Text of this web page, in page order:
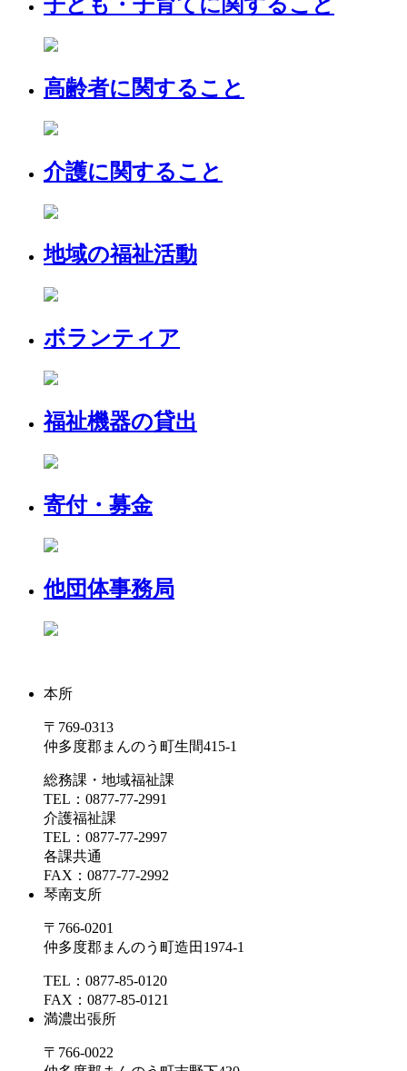
高齢者に関すること
介護に関すること
地域の福祉活動
ボランティア
福祉機器の貸出
寄付・募金
他団体事務局
本所
〒769-0313
仲多度郡まんのう町生間415-1
総務課・地域福祉課
TEL：0877-77-2991
介護福祉課
TEL：0877-77-2997
各課共通
FAX：0877-77-2992
琴南支所
〒766-0201
仲多度郡まんのう町造田1974-1
TEL：0877-85-0120
FAX：0877-85-0121
満濃出張所
〒766-0022